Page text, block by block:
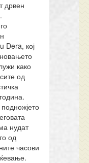
дрвен
Dera, кој
како
од
нудат
од
часови